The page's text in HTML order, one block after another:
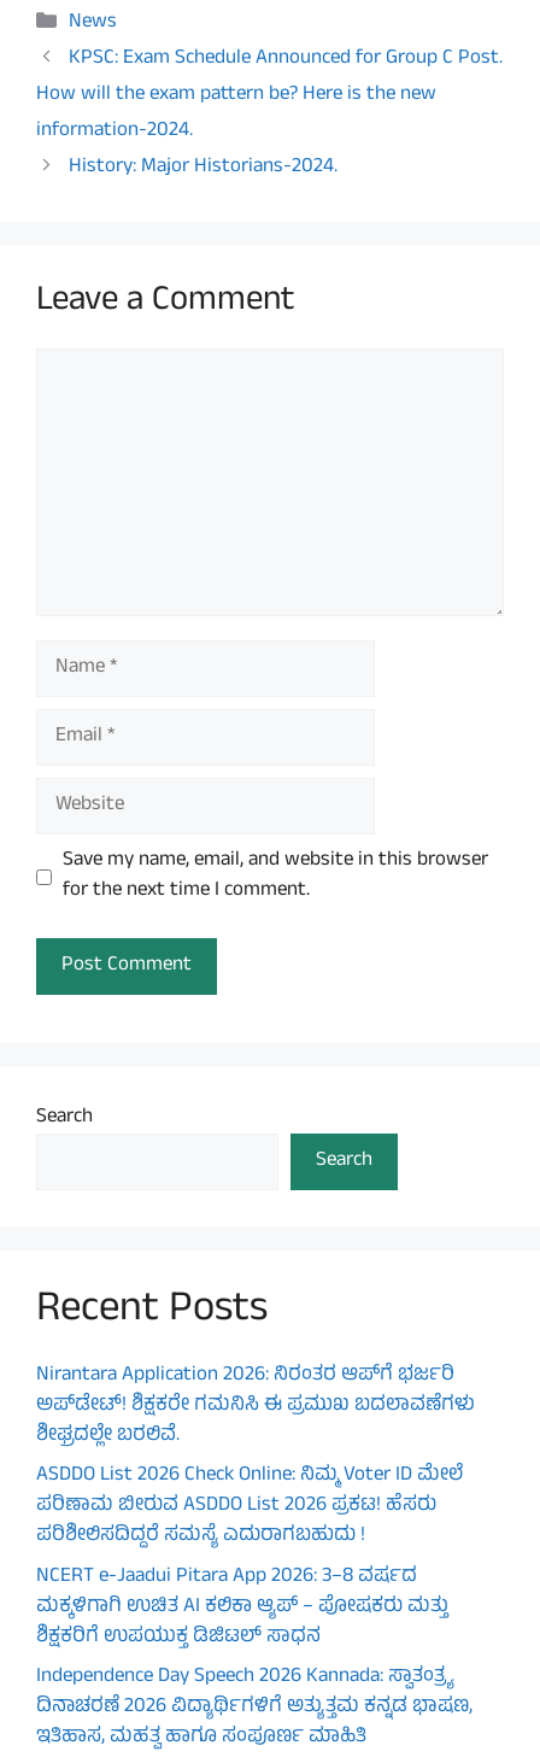
Categories
News
KPSC: Exam Schedule Announced for Group C Post.
How will the exam pattern be? Here is the new
information-2024.
History: Major Historians-2024.
Leave a Comment
Name
Email
Website
Save my name, email, and website in this browser
for the next time I comment.
Search
Search
Recent Posts
Nirantara Application 2026: ನಿರಂತರ ಆಪ್‌ಗೆ ಭರ್ಜರಿ
ಅಪ್‌ಡೇಟ್! ಶಿಕ್ಷಕರೇ ಗಮನಿಸಿ ಈ ಪ್ರಮುಖ ಬದಲಾವಣೆಗಳು
ಶೀಘ್ರದಲ್ಲೇ ಬರಲಿವೆ.
ASDDO List 2026 Check Online: ನಿಮ್ಮ Voter ID ಮೇಲೆ
ಪರಿಣಾಮ ಬೀರುವ ASDDO List 2026 ಪ್ರಕಟ! ಹೆಸರು
ಪರಿಶೀಲಿಸದಿದ್ದರೆ ಸಮಸ್ಯೆ ಎದುರಾಗಬಹುದು !
NCERT e-Jaadui Pitara App 2026: 3–8 ವರ್ಷದ
ಮಕ್ಕಳಿಗಾಗಿ ಉಚಿತ AI ಕಲಿಕಾ ಆ್ಯಪ್ – ಪೋಷಕರು ಮತ್ತು
ಶಿಕ್ಷಕರಿಗೆ ಉಪಯುಕ್ತ ಡಿಜಿಟಲ್ ಸಾಧನ
Independence Day Speech 2026 Kannada: ಸ್ವಾತಂತ್ರ್ಯ
ದಿನಾಚರಣೆ 2026 ವಿದ್ಯಾರ್ಥಿಗಳಿಗೆ ಅತ್ಯುತ್ತಮ ಕನ್ನಡ ಭಾಷಣ,
ಇತಿಹಾಸ, ಮಹತ್ವ ಹಾಗೂ ಸಂಪೂರ್ಣ ಮಾಹಿತಿ